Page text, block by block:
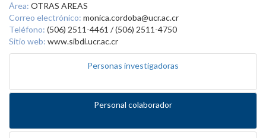
Área: OTRAS AREAS
Correo electrónico: monica.cordoba@ucr.ac.cr
Teléfono: (506) 2511-4461 / (506) 2511-4750
Sitio web: www.sibdi.ucr.ac.cr
Personas investigadoras
Personal colaborador